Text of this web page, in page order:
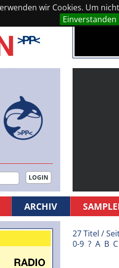
wir Cookies. Um
Einverstanden
ARCHIV
27 Titel /
0-9 ? A B C